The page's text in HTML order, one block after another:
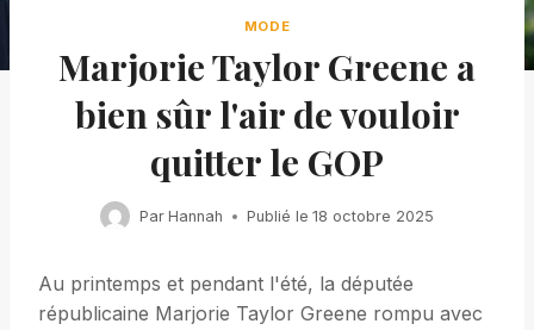
MODE
Marjorie Taylor Greene a
bien sûr l'air de vouloir
quitter le GOP
Par Hannah Publié le 18 octobre 2025
Au printemps et pendant l'été, la députée
républicaine Marjorie Taylor Greene rompu avec